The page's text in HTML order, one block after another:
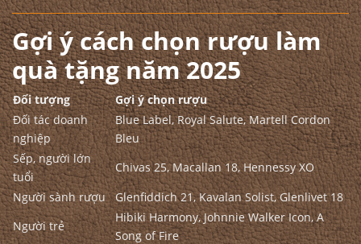
Gợi ý cách chọn rượu làm
quà tặng năm 2025
Đối tượng
Gợi ý chọn rượu
Đối tác doanh
nghiệp
Blue Label, Royal Salute, Martell Cordon
Bleu
Sếp, người lớn
tuổi
Chivas 25, Macallan 18, Hennessy XO
Người sành rượu
Glenfiddich 21, Kavalan Solist, Glenlivet 18
Người trẻ
Hibiki Harmony, Johnnie Walker Icon, A
Song of Fire